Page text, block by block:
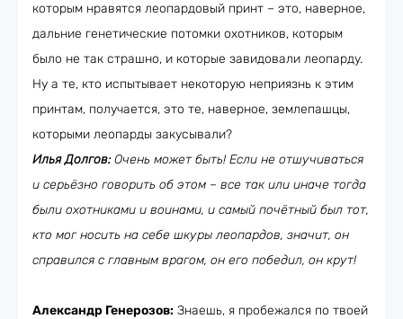
которым нравятся леопардовый принт – это, наверное,
дальние генетические потомки охотников, которым
было не так страшно, и которые завидовали леопарду.
Ну а те, кто испытывает некоторую неприязнь к этим
принтам, получается, это те, наверное, землепашцы,
которыми леопарды закусывали?
Илья Долгов:Очень может быть! Если не отшучиваться
и серьёзно говорить об этом – все так или иначе тогда
были охотниками и воинами, и самый почётный был тот,
кто мог носить на себе шкуры леопардов, значит, он
справился с главным врагом, он его победил, он крут!
Александр Генерозов: Знаешь, я пробежался по твоей